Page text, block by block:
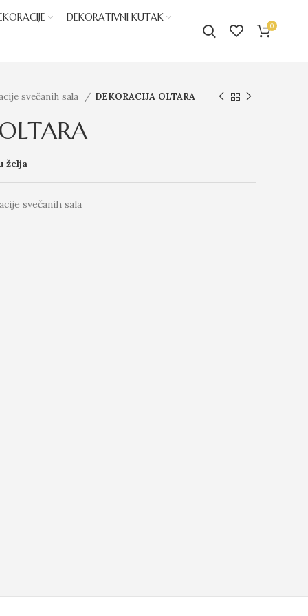
DEKORATIVNI KUTAK
0
svečanih sala DEKORACIJA OLTARA
želja
svečanih sala